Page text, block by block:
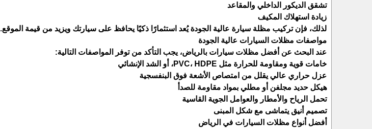
تشقق الديكور الداخلي والمقاعد
زيادة استهلاك المكيف
لذلك، فإن تركيب مظلة سيارة عالية الجودة يُعد استثمارًا ذكيًا يحافظ على سيارتك ويزيد من قيمة الموقع.
مواصفات مظلات السيارات عالية الجودة
عند البحث عن أفضل مظلات سيارات بالرياض، يجب التأكد من توفر المواصفات التالية:
خامات قوية ومقاومة للحرارة مثل PVC، HDPE، أو الشد الإنشائي
عزل حراري عالي يقلل من امتصاص الأشعة فوق البنفسجية
هيكل حديد مجلفن أو مطلي بمواد مقاومة للصدأ
تحمل الرياح والأمطار والعوامل الجوية القاسية
تصميم أنيق يتماشى مع شكل المبنى
أفضل أنواع مظلات السيارات في الرياض